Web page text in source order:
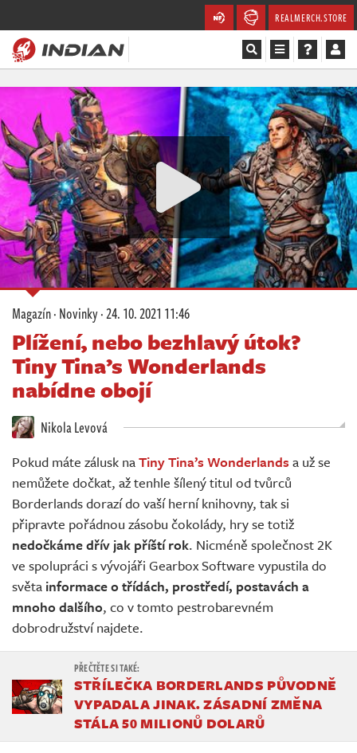
REALMERCH.STORE
Magazín
Recenze
Videa
Soutěže
Databáze
Komunita
Redakce
Živě
Magazín·Novinky·24. 10. 2021 11:46
Plížení, nebo bezhlavý útok?
Tiny Tina’s Wonderlands
nabídne obojí
Nikola Levová
Pokud máte zálusk naTiny Tina’s Wonderlands a už se
nemůžete dočkat, až tenhle šílený titul od tvůrců
Borderlands dorazí do vaší herní knihovny, tak si
připravte pořádnou zásobu čokolády, hry se totiž
nedočkáme dřív jak příští rok. Nicméně společnost 2K
ve spolupráci s vývojáři Gearbox Software vypustila do
světa informace o třídách, prostředí, postavách a
mnoho dalšího, co v tomto pestrobarevném
dobrodružství najdete.
STŘÍLEČKA BORDERLANDS PŮVODNĚ
VYPADALA JINAK. ZÁSADNÍ ZMĚNA
STÁLA 50 MILIONŮ DOLARŮ